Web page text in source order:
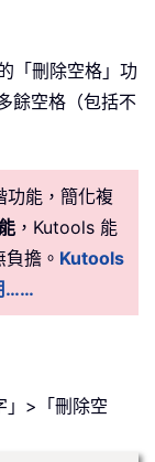
「刪除空格」功
餘空格（包括不
能，簡化複
，Kutools 能
擔。 Kutools
……
」>「刪除空